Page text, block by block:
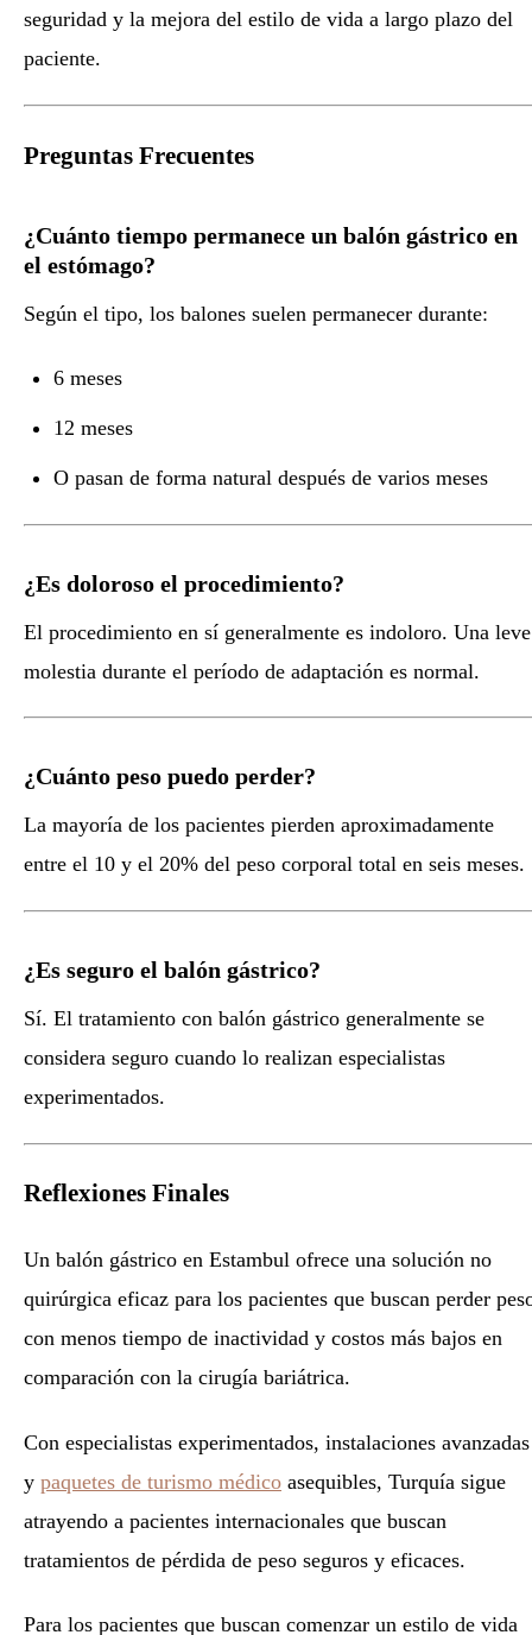
seguridad y la mejora del estilo de vida a largo plazo del
paciente.
Preguntas Frecuentes
¿Cuánto tiempo permanece un balón gástrico en
el estómago?
Según el tipo, los balones suelen permanecer durante:
6 meses
12 meses
O pasan de forma natural después de varios meses
¿Es doloroso el procedimiento?
El procedimiento en sí generalmente es indoloro. Una leve
molestia durante el período de adaptación es normal.
¿Cuánto peso puedo perder?
La mayoría de los pacientes pierden aproximadamente
entre el 10 y el 20% del peso corporal total en seis meses.
¿Es seguro el balón gástrico?
Sí. El tratamiento con balón gástrico generalmente se
considera seguro cuando lo realizan especialistas
experimentados.
Reflexiones Finales
Un balón gástrico en Estambul ofrece una solución no
quirúrgica eficaz para los pacientes que buscan perder
con menos tiempo de inactividad y costos más bajos en
comparación con la cirugía bariátrica.
Con especialistas experimentados, instalaciones avanzadas
y paquetes de turismo médico asequibles, Turquía sigue
atrayendo a pacientes internacionales que buscan
tratamientos de pérdida de peso seguros y eficaces.
Para los pacientes que buscan comenzar un estilo de vida